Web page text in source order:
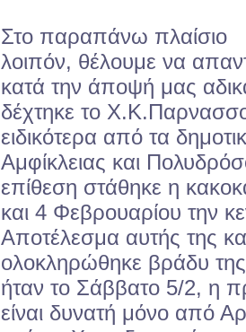
Στο παραπάνω πλαίσιο
λοιπόν, θέλουμε να
κατά την άποψή μας
δέχτηκε το
ειδικότερα από τα
Αμφίκλειας και
επίθεση στάθηκε η
και 4 Φεβρουαρίου την
Αποτέλεσμα αυτής της
ολοκληρώθηκε βράδυ
ήταν το Σάββατο 5/2, η
είναι δυνατή μόνο από